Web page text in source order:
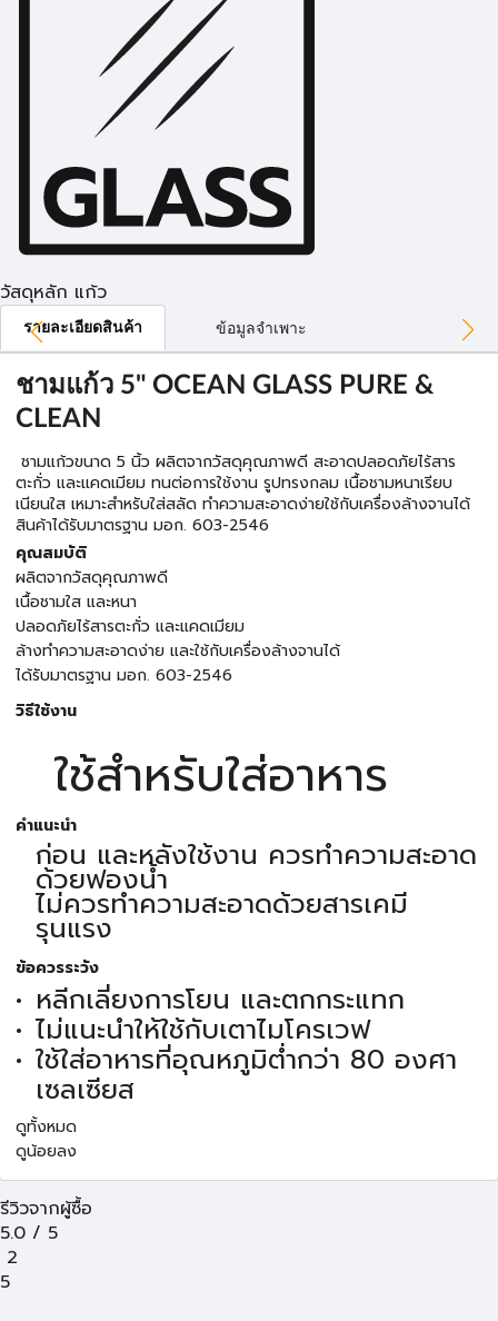
วัสดุหลัก แก้ว
รายละเอียดสินค้า ข้อมูลจำเพาะ
ชามแก้ว 5" OCEAN GLASS PURE &
CLEAN
ชามแก้วขนาด 5 นิ้ว ผลิตจากวัสดุคุณภาพดี สะอาดปลอดภัยไร้สาร
ตะกั่ว และแคดเมียม ทนต่อการใช้งาน รูปทรงกลม เนื้อชามหนาเรียบ
เนียนใส เหมาะสำหรับใส่สลัด ทำความสะอาดง่ายใช้กับเครื่องล้างจานได้
สินค้าได้รับมาตรฐาน มอก. 603-2546
คุณสมบัติ
ผลิตจากวัสดุคุณภาพดี
เนื้อชามใส และหนา
ปลอดภัยไร้สารตะกั่ว และแคดเมียม
ล้างทำความสะอาดง่าย และใช้กับเครื่องล้างจานได้
ได้รับมาตรฐาน มอก. 603-2546
วิธีใช้งาน
ใช้สำหรับใส่อาหาร
คำแนะนำ
ก่อน และหลังใช้งาน ควรทำความสะอาด
ด้วยฟองน้ำ
ไม่ควรทำความสะอาดด้วยสารเคมี
รุนแรง
ข้อควรระวัง
หลีกเลี่ยงการโยน และตกกระแทก
ไม่แนะนำให้ใช้กับเตาไมโครเวฟ
ใช้ใส่อาหารที่อุณหภูมิต่ำกว่า 80 องศา
เซลเซียส
ดูทั้งหมด
ดูน้อยลง
รีวิวจากผู้ซื้อ
5.0 / 5
2
5